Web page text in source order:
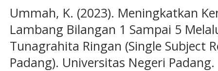
Ummah, K. (2023). Meningkatkan
Lambang Bilangan 1 Sampai 5
Tunagrahita Ringan (Single Subject
Padang). Universitas Negeri Padang.